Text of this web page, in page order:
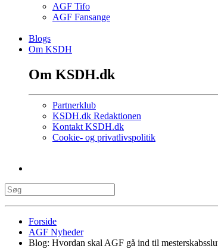
AGF Tifo
AGF Fansange
Blogs
Om KSDH
Om KSDH.dk
Partnerklub
KSDH.dk Redaktionen
Kontakt KSDH.dk
Cookie- og privatlivspolitik
Forside
AGF Nyheder
Blog: Hvordan skal AGF gå ind til